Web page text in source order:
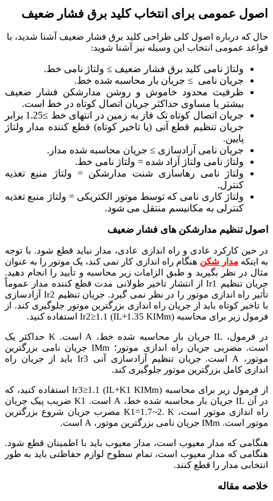
اصول عمومی برای انتخاب کلید برق فشار ضعیف
حال که درباره اصول کلی طراحی کلید برق فشار ضعیف آشنا شدید، با
قواعد عمومی انتخاب این وسیله نیز آشنا شوید:
ولتاژ نامی کلید برق فشار ضعیف ≥ ولتاژ نامی خط.
جریان نامی ≥ جریان بار محاسبه شده خط.
ظرفیت محدود خاموش و روشن مدارشکن فشار ضعیف
بیشتر یا مساوی حداکثر جریان اتصال کوتاه در خط است.
جریان اتصال کوتاه تک فاز به زمین در انتهای خط ≥1.25 برابر
جریان تنظیم قطع آنی (یا تاخیر کوتاه) قطع کننده مدار ولتاژ
پایین.
جریان نامی آزادسازی ≥ جریان محاسبه شده مدار.
ولتاژ نامی ولتاژ آزاد شده = ولتاژ نامی خط.
ولتاژ نامی رهاسازی شنت مدارشکن = ولتاژ منبع تغذیه
کنترل.
ولتاژ کاری نامی که توسط موتور الکتریکی = ولتاژ منبع تغذیه
کنترلی به مکانیسم منتقل می شود.
اصول تنظیم مدارشکن های فشار ضعیف
در حین کارکرد عادی و راه اندازی عادی، مدار نباید قطع شود. با توجه
به اینکهمدار شکن هنگام راه اندازی کار نمی کند، یک موتور را به عنوان
مثال در نظر بگیرید و طبق الزامات زیر محاسبه و تأیید را انجام دهید.
جریان تنظیم Ir1 از انتشار تاخیر طولانی مدت قطع کننده مدار عموماً
تأثیر راه اندازی موتور را در نظر نمی گیرد. جریان تنظیم Ir2 آزادسازی
با تاخیر کوتاه باید از جریان راه اندازی بزرگترین موتور جلوگیری کند. از
فرمول زیر برای محاسبه Ir2≥1.1 (IL+1.35 KIMm) استفاده کنید.
در فرمول، IL جریان بار محاسبه شده خط، A است. K حداکثر یک
است. مضربی جریان راه اندازی موتور؛ IMm جریان نامی بزرگترین
موتور، A است. جریان تنظیم آزادسازی آنی Ir3 باید از جریان راه
اندازی کامل بزرگترین موتور جلوگیری کند.
از فرمول زیر برای محاسبه Ir3≥1.1 (IL+K1 KIMm) استفاده کنید، که
در آن IL جریان بار محاسبه شده خط، A است. K1 ضریب پیک جریان
راه اندازی موتور است، K1=1.7~2. K مضرب جریان شروع بزرگترین
موتور است. IMm جریان نامی بزرگترین موتور، A است.
هنگامی که مدار معیوب است، مدار معیوب باید با اطمینان قطع شود.
هنگامی که مدار معیوب است، تمام سطوح لوازم حفاظتی باید به طور
انتخابی مدار را قطع کنند.
خلاصه مقاله